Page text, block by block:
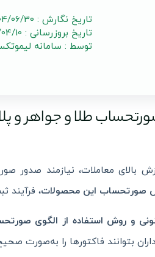
تاریخ نگارش : 1404/06/30
تاریخ بروزرسانی : 1405/04/10
توسط : سامانه
طلا و جواهر و
بالای معاملات، نیازمند صدور
صورتحساب این محصولات، فرآیند
و روش استفاده از الگوی
بتوانند فاکتورها را به‌صورت